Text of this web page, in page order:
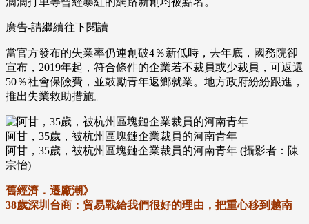
廣告-請繼續往下閱讀
當官方發布的失業率仍連創破4％新低時，去年底，國務院卻
宣布，2019年起，符合條件的企業若不裁員或少裁員，可返還
50％社會保險費，並鼓勵青年返鄉就業。地方政府紛紛跟進，
推出失業救助措施。
阿甘，35歲，被杭州區塊鏈企業裁員的河南青年
阿甘，35歲，被杭州區塊鏈企業裁員的河南青年 (攝影者：陳
宗怡)
舊經濟．遷廠潮》
38歲深圳台商：貿易戰給我們很好的理由，把重心移到越南